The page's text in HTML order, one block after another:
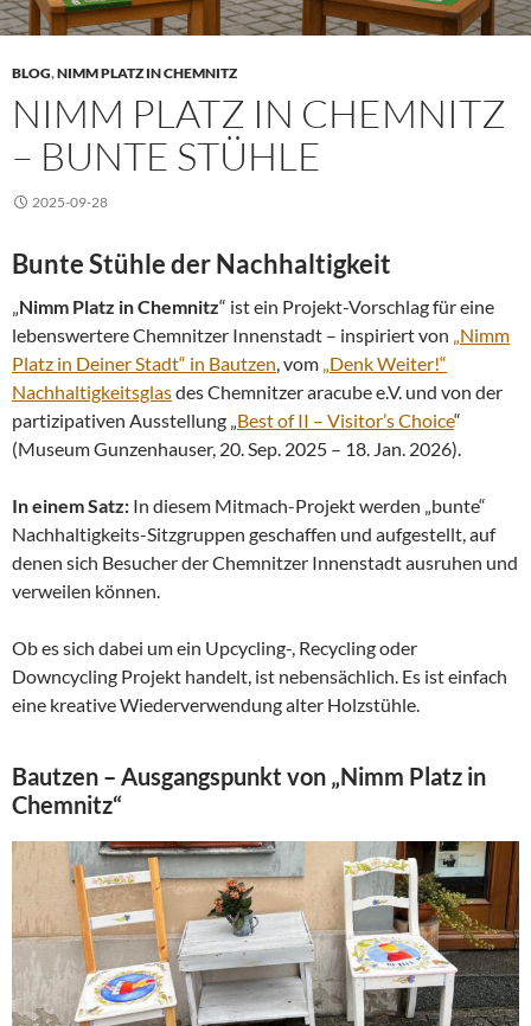
BLOG,NIMM PLATZ IN CHEMNITZ
NIMM PLATZ IN CHEMNITZ
– BUNTE STÜHLE
2025-09-28
Bunte Stühle der Nachhaltigkeit
Nimm Platz in Chemnitz“ ist ein Projekt-Vorschlag für eine
lebenswertere Chemnitzer Innenstadt – inspiriert von „Nimm
Platz in Deiner Stadt“ in Bautzen , vom „Denk Weiter!“
Nachhaltigkeitsglasdes Chemnitzer aracube e.V. und von der
partizipativen Ausstellung „ Best of II – Visitor’s Choice“
(Museum Gunzenhauser, 20. Sep. 2025 – 18. Jan. 2026).
In einem Satz: In diesem Mitmach-Projekt werden „bunte“
Nachhaltigkeits-Sitzgruppen geschaffen und aufgestellt, auf
denen sich Besucher der Chemnitzer Innenstadt ausruhen und
verweilen können.
Ob es sich dabei um ein Upcycling-, Recycling oder
Downcycling Projekt handelt, ist nebensächlich. Es ist einfach
eine kreative Wiederverwendung alter Holzstühle.
Bautzen – Ausgangspunkt von „Nimm Platz in
Chemnitz“